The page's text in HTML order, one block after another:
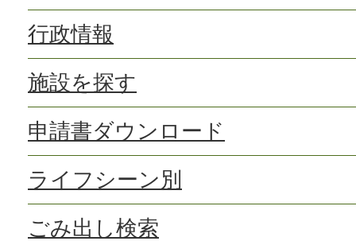
行政情報
施設を探す
申請書ダウンロード
ライフシーン別
ごみ出し検索